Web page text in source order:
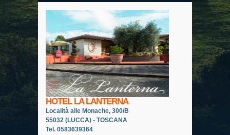
HOTEL LA LANTERNA
Località alle Monache, 300/B
55032 (LUCCA) - TOSCANA
Tel. 0583639364